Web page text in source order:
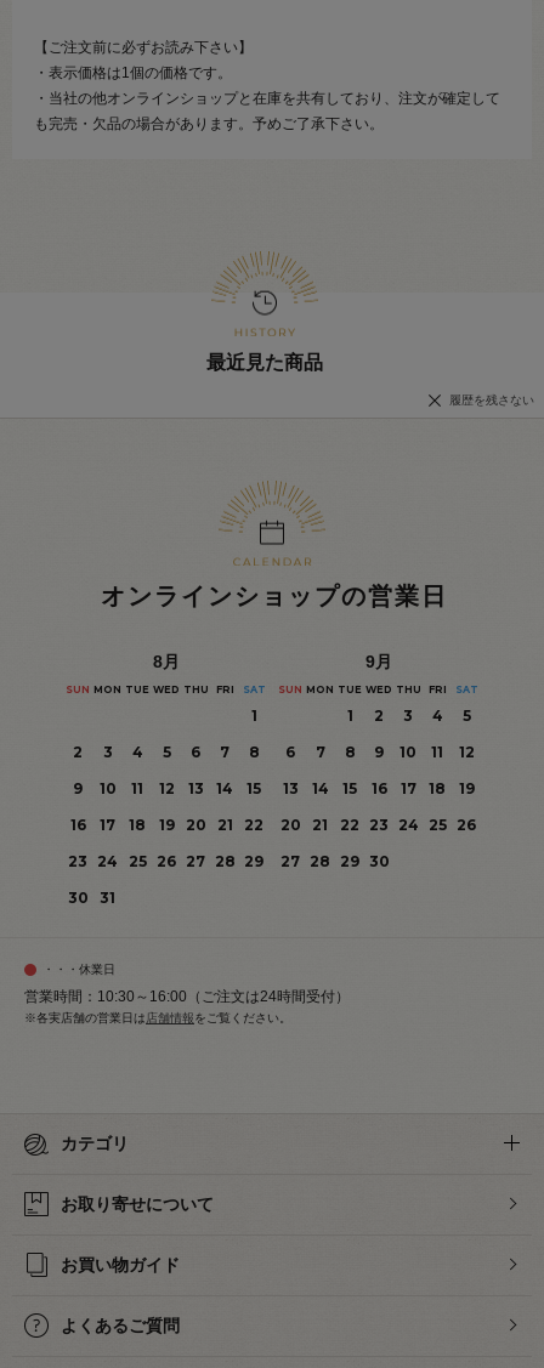
【ご注文前に必ずお読み下さい】
・表示価格は1個の価格です。
・当社の他オンラインショップと在庫を共有しており、注文が確定して
も完売・欠品の場合があります。予めご了承下さい。
最近見た商品
履歴を残さない
オンラインショップの営業日
8月
SUN MON TUE WED THU FRI SAT
1
2
3 4 5 6 7
8
9
10 11 12 13 14
15
16
17 18 19 20 21
22
23
24 25 26 27 28 29
30
31
9月
SUN MON TUE WED THU FRI SAT
1 2 3 4
5
6
7 8 9 10 11
12
13
14 15 16 17 18
19
20
21 22 23 24 25
26
27 28 29 30
・・・休業日
営業時間：10:30～16:00（ご注文は24時間受付）
※各実店舗の営業日は 店舗情報をご覧ください。
カテゴリ
お取り寄せについて
お買い物ガイド
よくあるご質問